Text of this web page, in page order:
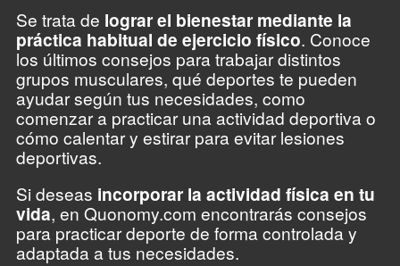
Se trata de lograr el bienestar mediante la
práctica habitual de ejercicio físico. Conoce
los últimos consejos para trabajar distintos
grupos musculares, qué deportes te pueden
ayudar según tus necesidades, como
comenzar a practicar una actividad deportiva o
cómo calentar y estirar para evitar lesiones
deportivas.
Si deseas incorporar la actividad física en tu
vida, en Quonomy.com encontrarás consejos
para practicar deporte de forma controlada y
adaptada a tus necesidades.